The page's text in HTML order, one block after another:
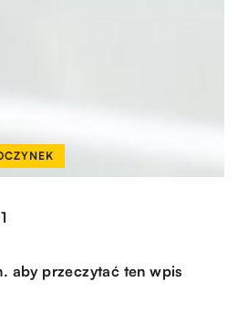
aby przeczytać ten wpis